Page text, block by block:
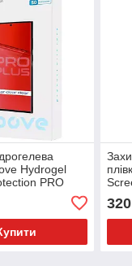
Hydrogel
PRO
320